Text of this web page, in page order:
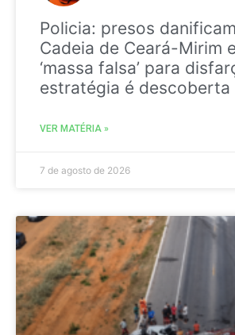
Policia: presos
Cadeia de Ceará-Mirim
‘massa falsa’ para
estratégia é descoberta
VER MATÉRIA »
7 de agosto de 2026